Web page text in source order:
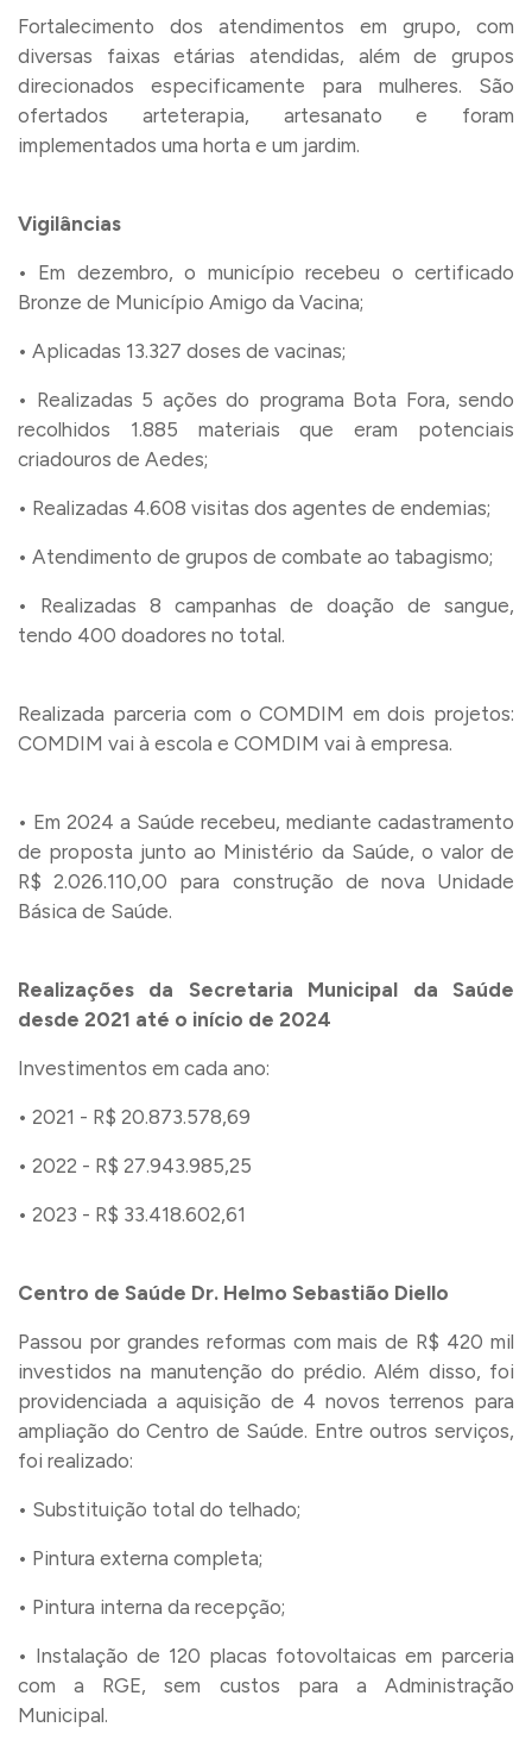
Fortalecimento dos atendimentos em grupo, com
diversas faixas etárias atendidas, além de grupos
direcionados especificamente para mulheres. São
ofertados arteterapia, artesanato e foram
implementados uma horta e um jardim.
Vigilâncias
• Em dezembro, o município recebeu o certificado
Bronze de Município Amigo da Vacina;
• Aplicadas 13.327 doses de vacinas;
• Realizadas 5 ações do programa Bota Fora, sendo
recolhidos 1.885 materiais que eram potenciais
criadouros de Aedes;
• Realizadas 4.608 visitas dos agentes de endemias;
• Atendimento de grupos de combate ao tabagismo;
• Realizadas 8 campanhas de doação de sangue,
tendo 400 doadores no total.
Realizada parceria com o COMDIM em dois projetos:
COMDIM vai à escola e COMDIM vai à empresa.
• Em 2024 a Saúde recebeu, mediante cadastramento
de proposta junto ao Ministério da Saúde, o valor de
R$ 2.026.110,00 para construção de nova Unidade
Básica de Saúde.
Realizações da Secretaria Municipal da Saúde
desde 2021 até o início de 2024
Investimentos em cada ano:
• 2021 - R$ 20.873.578,69
• 2022 - R$ 27.943.985,25
• 2023 - R$ 33.418.602,61
Centro de Saúde Dr. Helmo Sebastião Diello
Passou por grandes reformas com mais de R$ 420 mil
investidos na manutenção do prédio. Além disso, foi
providenciada a aquisição de 4 novos terrenos para
ampliação do Centro de Saúde. Entre outros serviços,
foi realizado:
• Substituição total do telhado;
• Pintura externa completa;
• Pintura interna da recepção;
• Instalação de 120 placas fotovoltaicas em parceria
com a RGE, sem custos para a Administração
Municipal.